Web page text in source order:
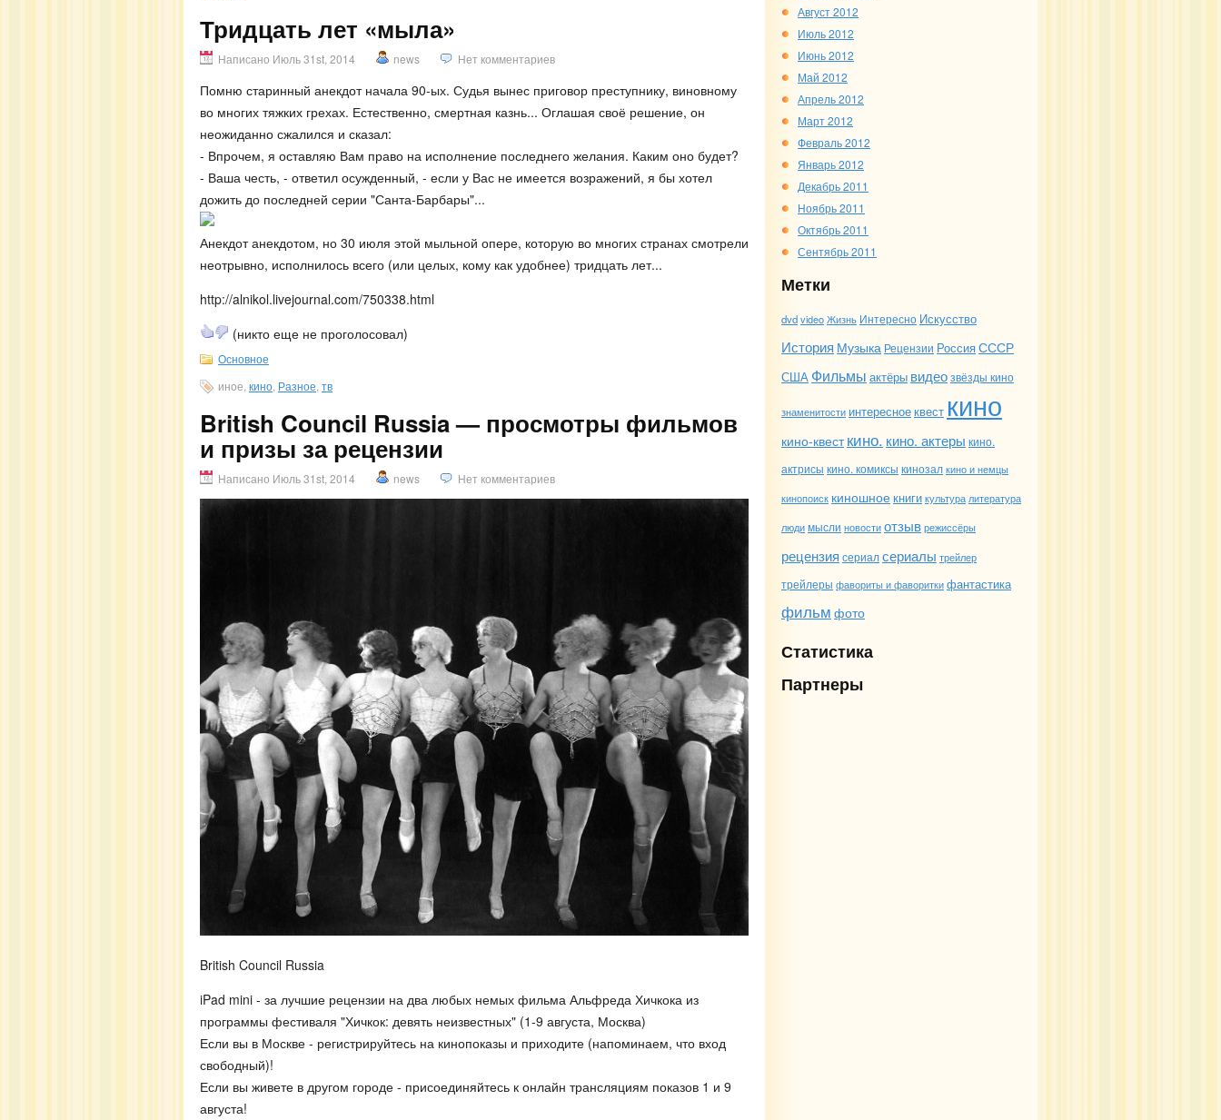
Тридцать лет «мыла»
Написано Июль 31st, 2014 news Нет комментариев
Помню старинный анекдот начала 90-ых. Судья вынес приговор преступнику, виновному
во многих тяжких грехах. Естественно, смертная казнь... Оглашая своё решение, он
неожиданно сжалился и сказал:
- Впрочем, я оставляю Вам право на исполнение последнего желания. Каким оно будет?
- Ваша честь, - ответил осужденный, - если у Вас не имеется возражений, я бы хотел
дожить до последней серии "Санта-Барбары"...
Анекдот анекдотом, но 30 июля этой мыльной опере, которую во многих странах смотрели
неотрывно, исполнилось всего (или целых, кому как удобнее) тридцать лет...
http://alnikol.livejournal.com/750338.html
(никто еще не проголосовал)
Основное
иное, кино Разное тв
British Council Russia — просмотры фильмов
и призы за рецензии
Написано Июль 31st, 2014 news Нет комментариев
British Council Russia
iPad mini - за лучшие рецензии на два любых немых фильма Альфреда Хичкока из
программы фестиваля "Хичкок: девять неизвестных" (1-9 августа, Москва)
Если вы в Москве - регистрируйтесь на кинопоказы и приходите (напоминаем, что вход
свободный)!
Если вы живете в другом городе - присоединяйтесь к онлайн трансляциям показов 1 и 9
августа!
Август 2012
Июль 2012
Июнь 2012
Май 2012
Апрель 2012
Март 2012
Февраль 2012
Январь 2012
Декабрь 2011
Ноябрь 2011
Октябрь 2011
Сентябрь 2011
Метки
dvdvideoЖизнь Интересно Искусство
История Музыка Рецензии РоссияСССР
США Фильмы актёры видеозвёзды кино
знаменитости интересноеквест кино
кино-квест кино. кино. актеры кино.
актрисы кино. комиксы кинозал кино и немцы
кинопоиск киношноекнигикультура литература
люди мысли новостиотзыврежиссёры
рецензия сериалсериалы трейлер
трейлеры фавориты и фавориткифантастика
фильм фото
Статистика
Партнеры